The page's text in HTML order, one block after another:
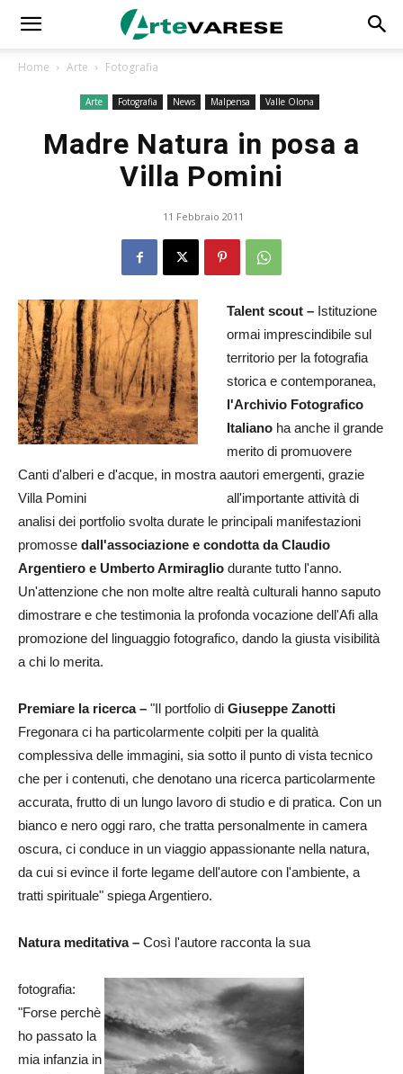
Home Arte Fotografia
Arte Fotografia News Malpensa Valle Olona
Madre Natura in posa a
Villa Pomini
11 Febbraio 2011
Canti d'alberi e d'acque, in mostra a
Villa Pomini
Talent scout – Istituzione
ormai imprescindibile sul
territorio per la fotografia
storica e contemporanea,
l'Archivio Fotografico
Italiano ha anche il grande
merito di promuovere
autori emergenti, grazie
all'importante attività di
analisi dei portfolio svolta durate le principali manifestazioni
promosse dall'associazione e condotta da Claudio
Argentiero e Umberto Armiraglio durante tutto l'anno.
Un'attenzione che non molte altre realtà culturali hanno saputo
dimostrare e che testimonia la profonda vocazione dell'Afi alla
promozione del linguaggio fotografico, dando la giusta visibilità
a chi lo merita.
Premiare la ricerca – "Il portfolio di Giuseppe Zanotti
Fregonara ci ha particolarmente colpiti per la qualità
complessiva delle immagini, sia sotto il punto di vista tecnico
che per i contenuti, che denotano una ricerca particolarmente
accurata, frutto di un lungo lavoro di studio e di pratica. Con un
bianco e nero oggi raro, che tratta personalmente in camera
oscura, ci conduce in un viaggio appassionante nella natura,
da cui si evince il forte legame dell'autore con l'ambiente, a
tratti spirituale" spiega Argentiero.
Natura meditativa – Così l'autore racconta la sua
fotografia:
"Forse perchè
ho passato la
mia infanzia in